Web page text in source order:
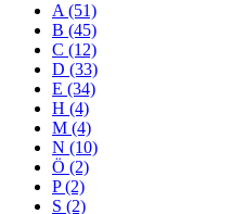
A (51)
B (45)
C (12)
D (33)
E (34)
H (4)
M (4)
N (10)
Ö (2)
P(2)
S (2)